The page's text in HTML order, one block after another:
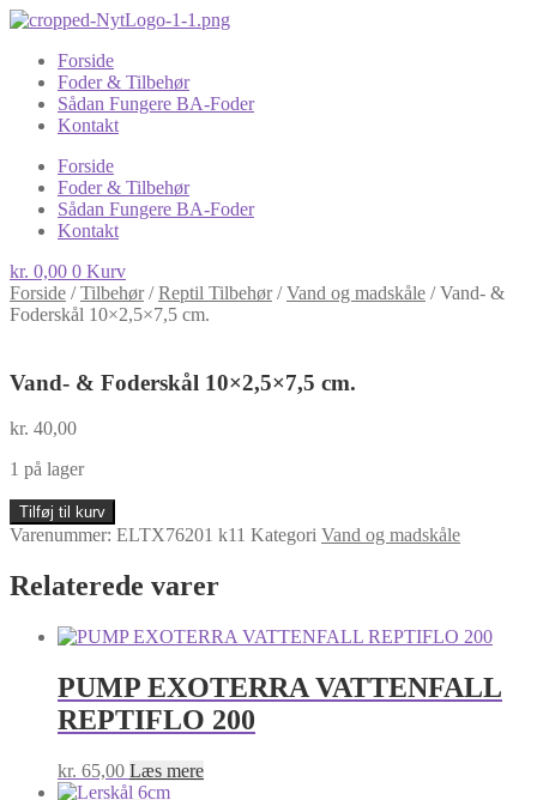
Forside
Foder & Tilbehør
Sådan Fungere BA-Foder
Kontakt
Forside
Foder & Tilbehør
Sådan Fungere BA-Foder
Kontakt
kr. 0,00 0 Kurv
Forside /Tilbehør/Reptil Tilbehør/Vand og madskåle /Vand- &
Foderskål 10×2,5×7,5 cm.
Vand- & Foderskål 10×2,5×7,5 cm.
kr. 40,00
1 på lager
Vand-
&
10x2,5x7,5
cm.
Tilføj til kurv
Varenummer: ELTX76201 k11 Kategori Vand og madskåle
Relaterede varer
PUMP EXOTERRA VATTENFALL
REPTIFLO 200
kr. 65,00 Læs mere